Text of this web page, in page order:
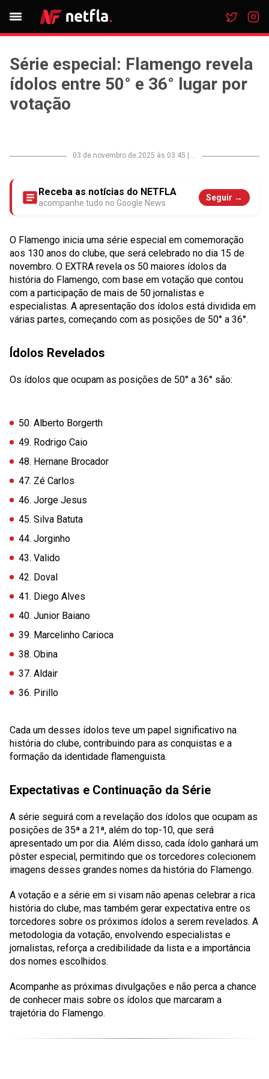
Série especial: Flamengo revela
ídolos entre 50° e 36° lugar por
votação
03 de novembro de 2025 às 03:45 ...
Receba as notícias do NETFLA
acompanhe tudo no Google News
Seguir →
O Flamengo inicia uma série especial em comemoração
aos 130 anos do clube, que será celebrado no dia 15 de
novembro. O EXTRA revela os 50 maiores ídolos da
história do Flamengo, com base em votação que contou
com a participação de mais de 50 jornalistas e
especialistas. A apresentação dos ídolos está dividida em
várias partes, começando com as posições de 50° a 36°.
Ídolos Revelados
Os ídolos que ocupam as posições de 50° a 36° são:
50. Alberto Borgerth
49. Rodrigo Caio
48. Hernane Brocador
47. Zé Carlos
46. Jorge Jesus
45. Silva Batuta
44. Jorginho
43. Valido
42. Doval
41. Diego Alves
40. Junior Baiano
39. Marcelinho Carioca
38. Obina
37. Aldair
36. Pirillo
Cada um desses ídolos teve um papel significativo na
história do clube, contribuindo para as conquistas e a
formação da identidade flamenguista.
Expectativas e Continuação da Série
A série seguirá com a revelação dos ídolos que ocupam as
posições de 35ª a 21ª, além do top-10, que será
apresentado um por dia. Além disso, cada ídolo ganhará um
pôster especial, permitindo que os torcedores colecionem
imagens desses grandes nomes da história do Flamengo.
A votação e a série em si visam não apenas celebrar a rica
história do clube, mas também gerar expectativa entre os
torcedores sobre os próximos ídolos a serem revelados. A
metodologia da votação, envolvendo especialistas e
jornalistas, reforça a credibilidade da lista e a importância
dos nomes escolhidos.
Acompanhe as próximas divulgações e não perca a chance
de conhecer mais sobre os ídolos que marcaram a
trajetória do Flamengo.